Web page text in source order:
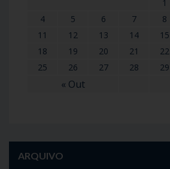
« Out
1
4
5 6 7 8
11
12 13 14 15
18
19 20 21 22
25
26 27 28 29
ARQUIVO